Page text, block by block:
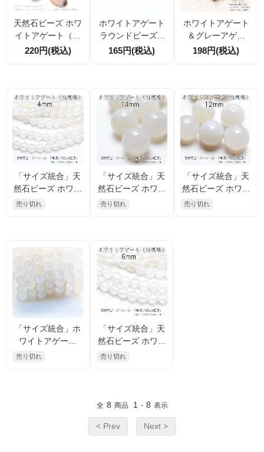
天然石ビーズ ホワ
イトアゲート（白
瑪瑙）グレー タン
220円(税込)
ホワイトアゲート
ラウンドビーズ 4
mm～14mm｜天然
割引対応
165円(税込)
ホワイトアゲート
＆グレーアゲー
ト タンブル多面
198円(税込)
「サイズ統合」天
然石ビーズ ホワイ
トアゲート（白瑪
売り切れ
「サイズ統合」天
然石ビーズ ホワイ
トアゲート（白瑪
売り切れ
「サイズ統合」天
然石ビーズ ホワイ
トアゲート（白瑪
売り切れ
「サイズ統合」ホ
ワイトアゲート
（白瑪瑙）10mm
売り切れ
「サイズ統合」天
然石ビーズ ホワイ
トアゲート（白瑪
売り切れ
全 8 商品 1 - 8 表示
< Prev Next >